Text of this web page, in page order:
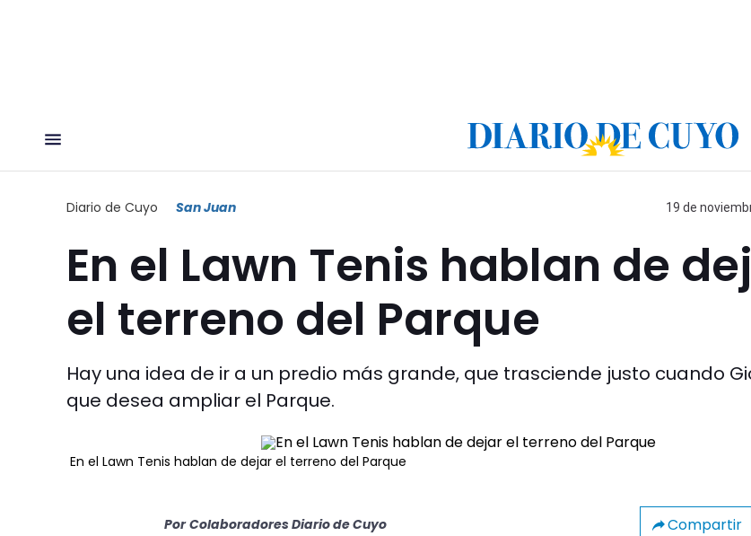
Diario de Cuyo San Juan 19 de
En el Lawn Tenis hablan de
el terreno del Parque
Hay una idea de ir a un predio más grande, que trasciende justo cuando
que desea ampliar el Parque.
En el Lawn Tenis hablan de dejar el terreno del Parque
Por Colaboradores Diario de Cuyo Compartir